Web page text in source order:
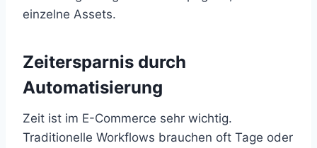
einzelne Assets.
Zeitersparnis durch
Automatisierung
Zeit ist im E-Commerce sehr wichtig.
Traditionelle Workflows brauchen oft Tage oder